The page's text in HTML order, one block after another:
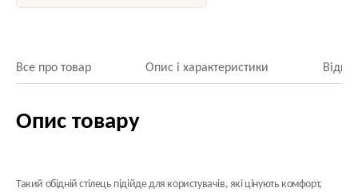
Все про товар Опис і характеристики
Опис товару
Такий обідній стілець підійде для користувачів, які цінують комфорт,